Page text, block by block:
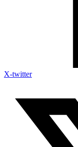
X-twitter